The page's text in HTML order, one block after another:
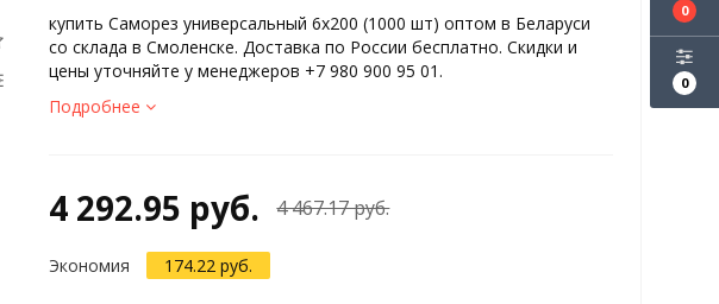
0
0
купить Саморез универсальный 6х200 (1000 шт) оптом в Беларуси
со склада в Смоленске. Доставка по России бесплатно. Скидки и
цены уточняйте у менеджеров +7 980 900 95 01.
Подробнее
4 292.95 руб. 4 467.17 руб.
Экономия 174.22 руб.